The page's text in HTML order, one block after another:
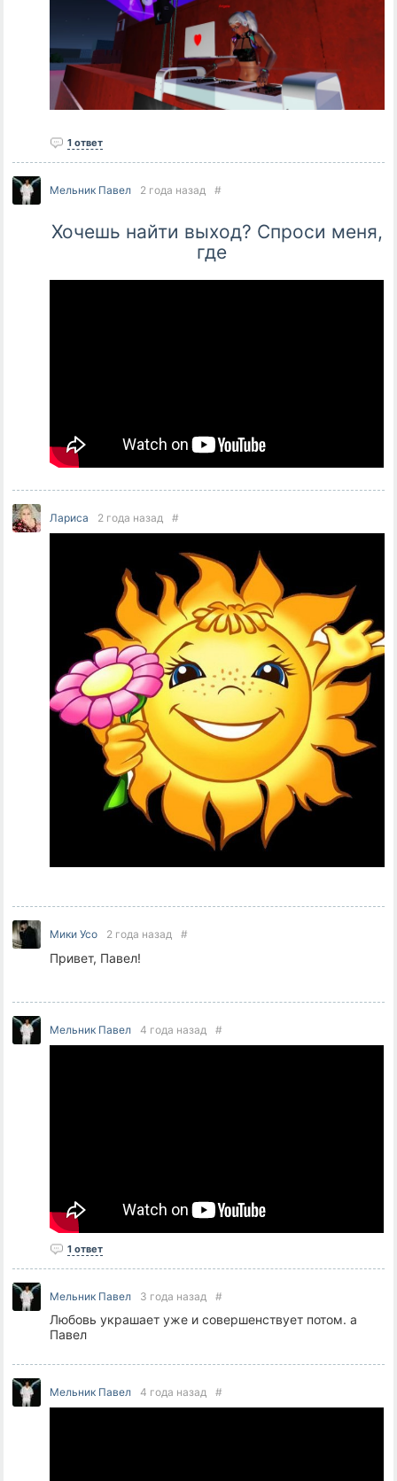
1 ответ
Мельник Павел 2 года назад #
Хочешь найти выход? Спроси меня,
где
Лариса 2 года назад #
Мики Усо 2 года назад #
Привет, Павел!
Мельник Павел 4 года назад #
1 ответ
Мельник Павел 3 года назад #
Любовь украшает уже и совершенствует потом. а
Павел
Мельник Павел 4 года назад #